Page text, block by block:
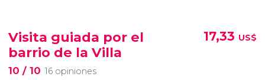
Visita guiada por el
barrio de la Villa
10 / 10 16 opiniones
17,33 US$